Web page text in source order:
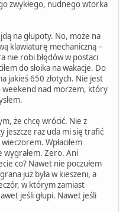
zwykłego, nudnego wtorka
na głupoty. No, może na
klawiaturę mechaniczną –
nie robi błędów w postaci
do słoika na wakacje. Do
jakieś 650 złotych. Nie jest
weekend nad morzem, który
że chcę wrócić. Nie z
jeszcze raz uda mi się trafić
Wpłaciłem
wygrałem. Zero. Ani
co? Nawet nie poczułem
już była w kieszeni, a
w którym zamiast
jeśli głupi. Nawet jeśli